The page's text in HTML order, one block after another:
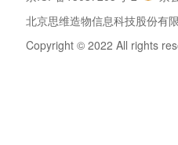
北京思维造物信息科技股份有
Copyright © 2022 All rights